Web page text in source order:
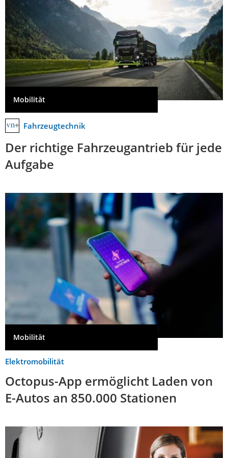
Mobilität
Fahrzeugtechnik
Der richtige Fahrzeugantrieb für jede
Aufgabe
Mobilität
Elektromobilität
Octopus-App ermöglicht Laden von
E-Autos an 850.000 Stationen